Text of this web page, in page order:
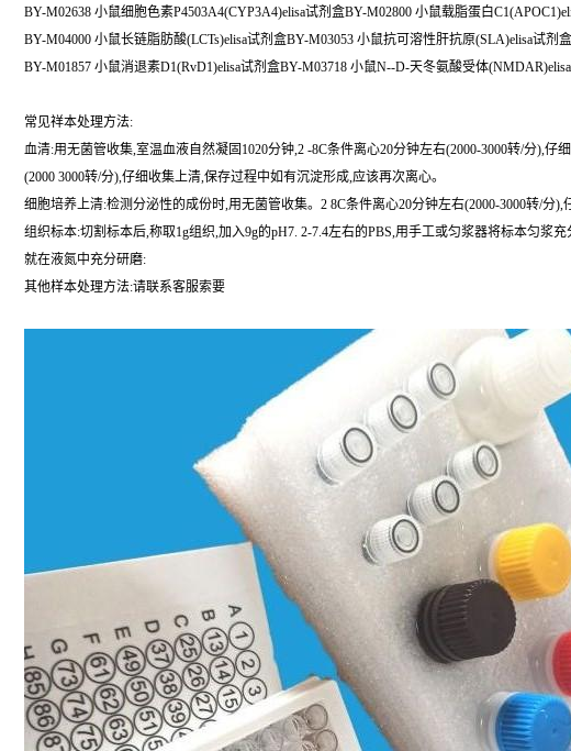
BY-M02638 小鼠细胞色素P4503A4(CYP3A4)elisa试剂盒BY-M02800 小鼠载脂蛋白
BY-M04000 小鼠长链脂肪酸(LCTs)elisa试剂盒BY-M03053 小鼠抗可溶性肝抗原(SLA)elisa试剂盒
BY-M01857 小鼠消退素D1(RvD1)elisa试剂盒BY-M03718 小鼠N--D-天冬氨酸受体
常见祥本处理方法:
血清:用无菌管收集,室温血液自然凝固1020分钟,2 -8C条件离心20分钟左右(2000-3000转/分),
(2000 3000转/分),仔细收集上清,保存过程中如有沉淀形成,应该再次离心。
细胞培养上清:检测分泌性的成份时,用无菌管收集。2 8C条件离心20分钟左右(2000-3000转/分
组织标本:切割标本后,称取1g组织,加入9g的pH7. 2-7.4左右的PBS,用手工或匀浆器将标本匀
就在液氮中充分研磨:
其他样本处理方法:请联系客服索要